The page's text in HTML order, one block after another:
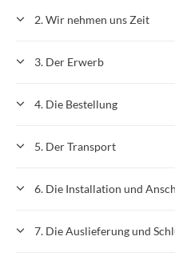
2. Wir nehmen uns Zeit
3. Der Erwerb
4. Die Bestellung
5. Der Transport
6. Die Installation und
7. Die Auslieferung und